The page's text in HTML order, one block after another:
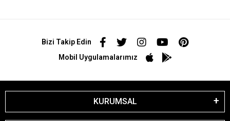
Bizi Takip Edin
Mobil Uygulamalarımız
KURUMSAL